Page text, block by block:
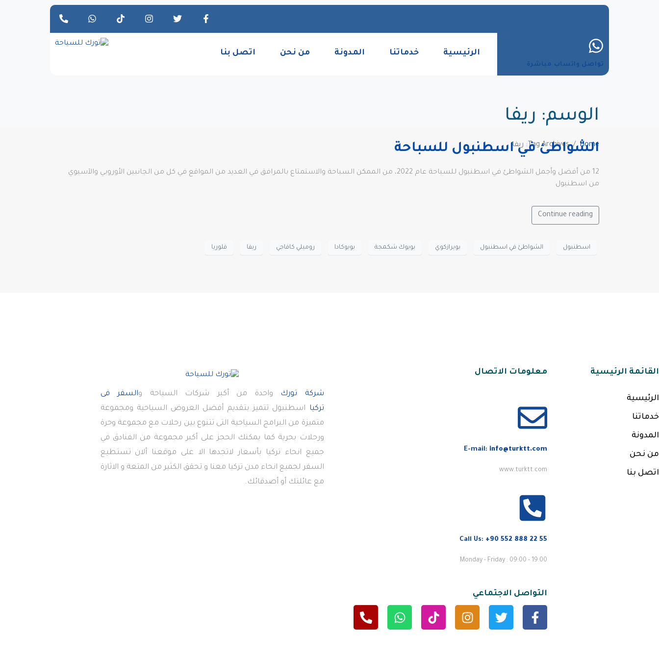
تواصل واتساب مباشرة
الرئيسية خدماتنا المدونة من نحن اتصل بنا
الوسم: ريفا
Home Tag Archives: ريفا
الشواطئ في اسطنبول للسباحة
12 من أفضل وأجمل الشواطئ في اسطنبول للسباحة عام 2022، من الممكن السباحة والاستمتاع بالمرافق في العديد من المواقع في كل من الجانبين الأوروبي والآسيوي
من اسطنبول
Continue reading
اسطنبول الشواطئ في اسطنبول بويرازكوي بويوك شكمجة بويوكادا روميلي كافاجي ريفا فلوريا
القائمة الرئيسية
الرئيسية
خدماتنا
المدونة
من نحن
اتصل بنا
معلومات الاتصال
E-mail: info@turktt.com
www.turktt.com
Call Us: +90 552 888 22 55
Monday - Friday : 09:00 - 19:00
التواصل الاجتماعي
شركة تورك واحدة من أكبر شركات السياحة والسفر فى
تركيا اسطنبول تتميز بتقديم أفضل العروض السياحية ومجموعة
متميزة من البرامج السياحية التى تتنوع بين رحلات مع مجموعة وحرة
ورحلات بحرية كما يمكنك الحجز على أكبر مجموعة من الفنادق في
جميع انحاء تركيا بأسعار لاتجدها الا على موقعنا ألان تستطيع
السفر لجميع انحاء مدن تركيا معنا و تحقق الكثير من المتعة و الاثارة
مع عائلتك أو أصدقائك.